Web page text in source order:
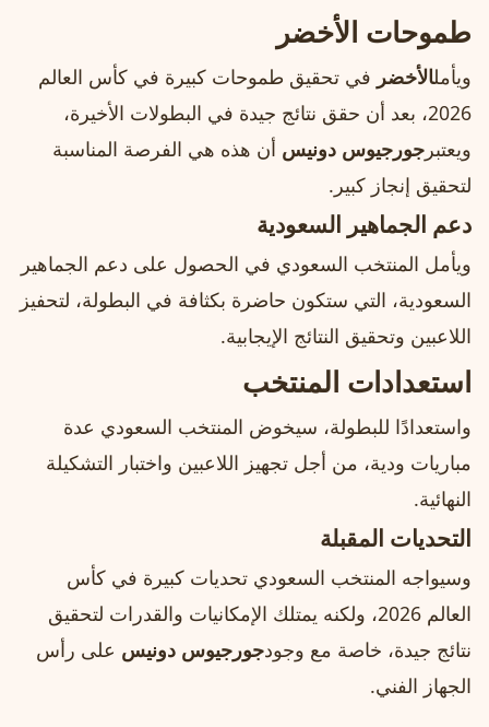
طموحات الأخضر
ويأملالأخضر في تحقيق طموحات كبيرة في كأس العالم
2026، بعد أن حقق نتائج جيدة في البطولات الأخيرة،
ويعتبر جورجيوس دونيس أن هذه هي الفرصة المناسبة
لتحقيق إنجاز كبير.
دعم الجماهير السعودية
ويأمل المنتخب السعودي في الحصول على دعم الجماهير
السعودية، التي ستكون حاضرة بكثافة في البطولة، لتحفيز
اللاعبين وتحقيق النتائج الإيجابية.
استعدادات المنتخب
واستعدادًا للبطولة، سيخوض المنتخب السعودي عدة
مباريات ودية، من أجل تجهيز اللاعبين واختبار التشكيلة
النهائية.
التحديات المقبلة
وسيواجه المنتخب السعودي تحديات كبيرة في كأس
العالم 2026، ولكنه يمتلك الإمكانيات والقدرات لتحقيق
نتائج جيدة، خاصة مع وجودجورجيوس دونيس على رأس
الجهاز الفني.